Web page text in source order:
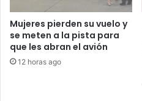
Mujeres pierden su vuelo y
se meten a la pista para
que les abran el avión
12 horas ago